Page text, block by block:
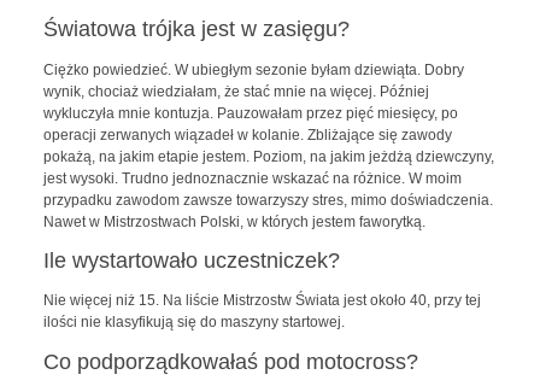
Światowa trójka jest w zasięgu?
Ciężko powiedzieć. W ubiegłym sezonie byłam dziewiąta. Dobry
wynik, chociaż wiedziałam, że stać mnie na więcej. Później
wykluczyła mnie kontuzja. Pauzowałam przez pięć miesięcy, po
operacji zerwanych wiązadeł w kolanie. Zbliżające się zawody
pokażą, na jakim etapie jestem. Poziom, na jakim jeżdżą dziewczyny,
jest wysoki. Trudno jednoznacznie wskazać na różnice. W moim
przypadku zawodom zawsze towarzyszy stres, mimo doświadczenia.
Nawet w Mistrzostwach Polski, w których jestem faworytką.
Ile wystartowało uczestniczek?
Nie więcej niż 15. Na liście Mistrzostw Świata jest około 40, przy tej
ilości nie klasyfikują się do maszyny startowej.
Co podporządkowałaś pod motocross?